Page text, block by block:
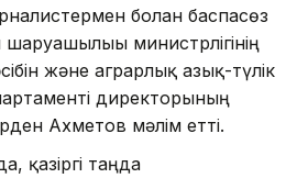
болған баспасөз
министрлігінің
және аграрлық азық-түлік
директорының
Ахметов мәлім етті.
қазіргі таңда